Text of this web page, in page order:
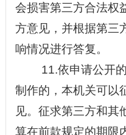
会损害第三方合法权
方意见，并根据第三
响情况进行答复。
11.依申请公开
制作的，本机关可以
见。征求第三方和其
算在前款规定的期限